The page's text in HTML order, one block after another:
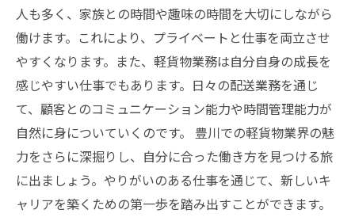
人も多く、家族との時間や趣味の時間を大切にしながら
働けます。これにより、プライベートと仕事を両立させ
やすくなります。また、軽貨物業務は自分自身の成長を
感じやすい仕事でもあります。日々の配送業務を通じ
て、顧客とのコミュニケーション能力や時間管理能力が
自然に身についていくのです。 豊川での軽貨物業界の魅
力をさらに深掘りし、自分に合った働き方を見つける旅
に出ましょう。やりがいのある仕事を通じて、新しいキ
ャリアを築くための第一歩を踏み出すことができます。